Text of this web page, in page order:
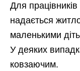
Для працівників
надається
маленькими
У деяких
ковзаючим.